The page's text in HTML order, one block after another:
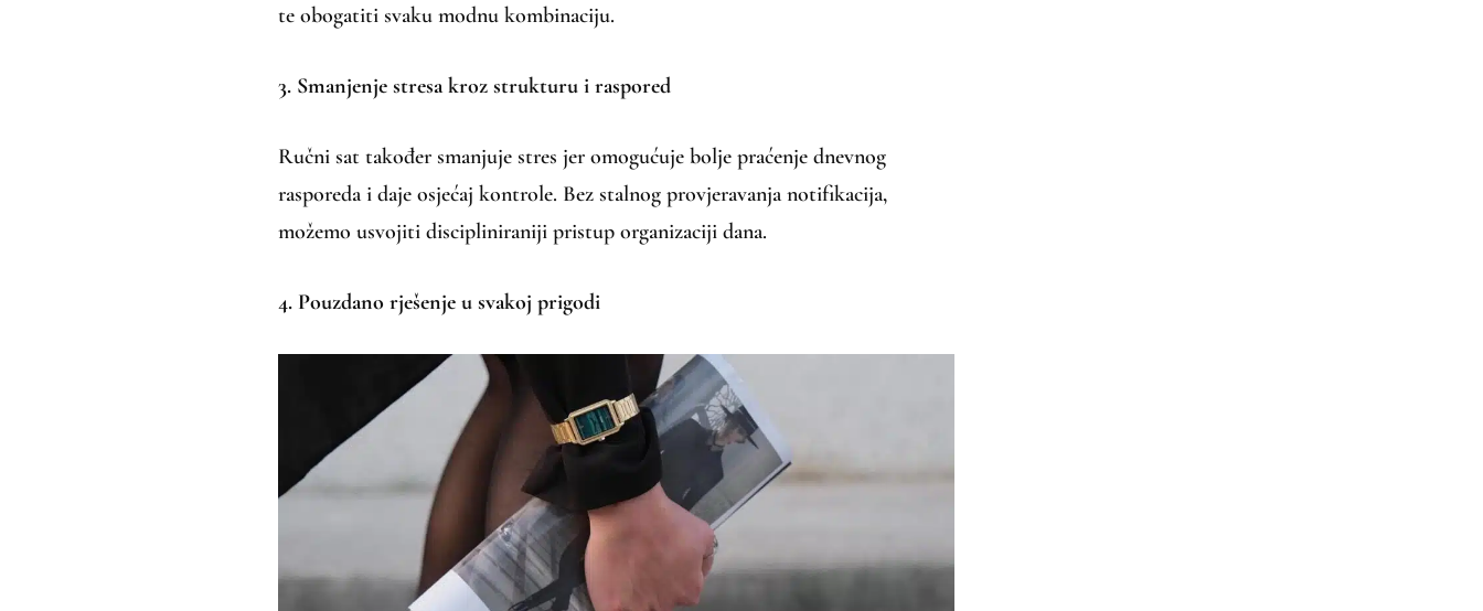
te obogatiti svaku modnu kombinaciju.
3. Smanjenje stresa kroz strukturu i raspored
Ručni sat također smanjuje stres jer omogućuje bolje praćenje dnevnog
rasporeda i daje osjećaj kontrole. Bez stalnog provjeravanja notifikacija,
možemo usvojiti discipliniraniji pristup organizaciji dana.
4. Pouzdano rješenje u svakoj prigodi